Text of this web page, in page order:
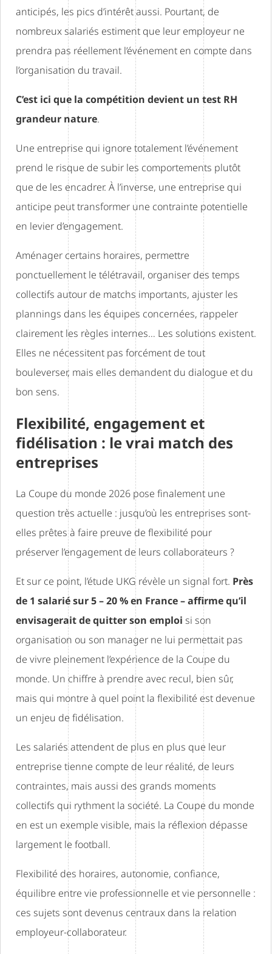
anticipés, les pics d’intérêt aussi. Pourtant, de
nombreux salariés estiment que leur employeur ne
prendra pas réellement l’événement en compte dans
l’organisation du travail.
C’est ici que la compétition devient un test RH
grandeur nature.
Une entreprise qui ignore totalement l’événement
prend le risque de subir les comportements plutôt
que de les encadrer. À l’inverse, une entreprise qui
anticipe peut transformer une contrainte potentielle
en levier d’engagement.
Aménager certains horaires, permettre
ponctuellement le télétravail, organiser des temps
collectifs autour de matchs importants, ajuster les
plannings dans les équipes concernées, rappeler
clairement les règles internes… Les solutions existent.
Elles ne nécessitent pas forcément de tout
bouleverser, mais elles demandent du dialogue et du
bon sens.
Flexibilité, engagement et
fidélisation : le vrai match des
entreprises
La Coupe du monde 2026 pose finalement une
question très actuelle : jusqu’où les entreprises sont-
elles prêtes à faire preuve de flexibilité pour
préserver l’engagement de leurs collaborateurs ?
Et sur ce point, l’étude UKG révèle un signal fort. Près
de 1 salarié sur 5 – 20 % en France – affirme qu’il
envisagerait de quitter son emploi si son
organisation ou son manager ne lui permettait pas
de vivre pleinement l’expérience de la Coupe du
monde. Un chiffre à prendre avec recul, bien sûr,
mais qui montre à quel point la flexibilité est devenue
un enjeu de fidélisation.
Les salariés attendent de plus en plus que leur
entreprise tienne compte de leur réalité, de leurs
contraintes, mais aussi des grands moments
collectifs qui rythment la société. La Coupe du monde
en est un exemple visible, mais la réflexion dépasse
largement le football.
Flexibilité des horaires, autonomie, confiance,
équilibre entre vie professionnelle et vie personnelle :
ces sujets sont devenus centraux dans la relation
employeur-collaborateur.